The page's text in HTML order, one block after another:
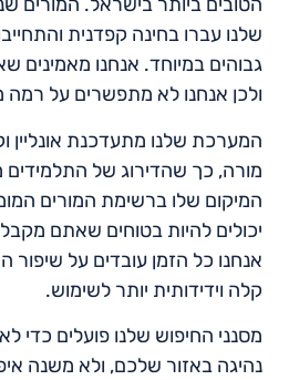
שלנו עברו בחינה קפדנית
גבוהים במיוחד. אנחנו מאמינים
ולכן אנחנו לא מתפשרים על רמה
המערכת שלנו מתעדכנת אונליין
מורה, כך שהדירוג של התלמידים
המיקום שלו ברשימת המורים
יכולים להיות בטוחים שאתם
אנחנו כל הזמן עובדים על
קלה וידידותית יותר לשימוש.
מסנני החיפוש שלנו פועלים כדי
נהיגה באזור שלכם, ולא משנה